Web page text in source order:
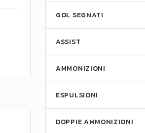
GOL SEGNATI
ASSIST
AMMONIZIONI
ESPULSIONI
DOPPIE AMMONIZIONI